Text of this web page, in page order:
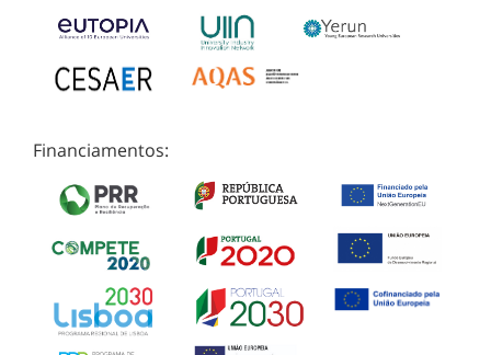
Financiamentos: